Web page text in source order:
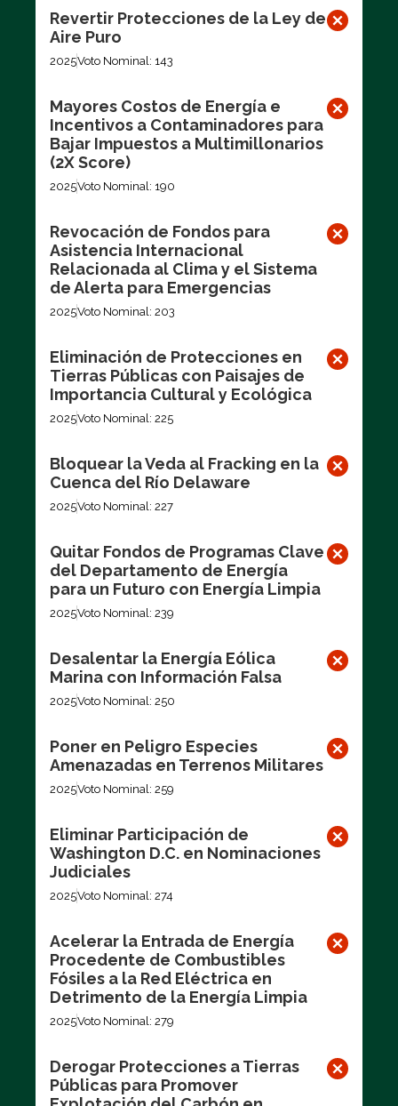
Revertir Protecciones de la Ley de
Aire Puro
2025Voto Nominal: 143
Mayores Costos de Energía e
Incentivos a Contaminadores para
Bajar Impuestos a Multimillonarios
(2X Score)
2025Voto Nominal: 190
Revocación de Fondos para
Asistencia Internacional
Relacionada al Clima y el Sistema
de Alerta para Emergencias
2025Voto Nominal: 203
Eliminación de Protecciones en
Tierras Públicas con Paisajes de
Importancia Cultural y Ecológica
2025Voto Nominal: 225
Bloquear la Veda al Fracking en la
Cuenca del Río Delaware
2025Voto Nominal: 227
Quitar Fondos de Programas Clave
del Departamento de Energía
para un Futuro con Energía Limpia
2025Voto Nominal: 239
Desalentar la Energía Eólica
Marina con Información Falsa
2025Voto Nominal: 250
Poner en Peligro Especies
Amenazadas en Terrenos Militares
2025Voto Nominal: 259
Eliminar Participación de
Washington D.C. en Nominaciones
Judiciales
2025Voto Nominal: 274
Acelerar la Entrada de Energía
Procedente de Combustibles
Fósiles a la Red Eléctrica en
Detrimento de la Energía Limpia
2025Voto Nominal: 279
Derogar Protecciones a Tierras
Públicas para Promover